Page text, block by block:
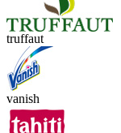
truffaut
vanish